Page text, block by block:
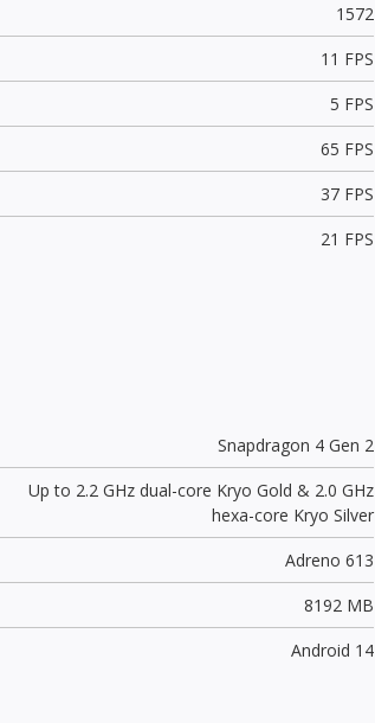
1572
11 FPS
5 FPS
65 FPS
37 FPS
21 FPS
Snapdragon 4 Gen 2
Up to 2.2 GHz dual-core Kryo Gold & 2.0 GHz
hexa-core Kryo Silver
Adreno 613
8192 MB
Android 14